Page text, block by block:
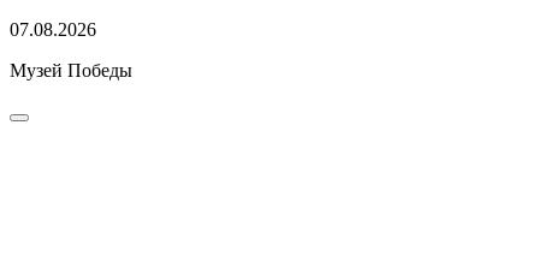
07.08.2026
Музей Победы